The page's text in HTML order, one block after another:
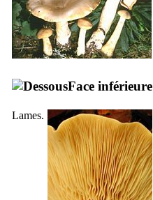
Face inférieure
Lames.